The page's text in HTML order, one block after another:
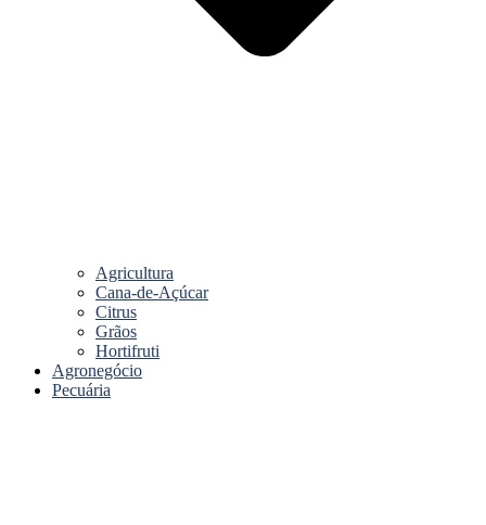
Agricultura
Cana-de-Açúcar
Citrus
Grãos
Hortifruti
Agronegócio
Pecuária